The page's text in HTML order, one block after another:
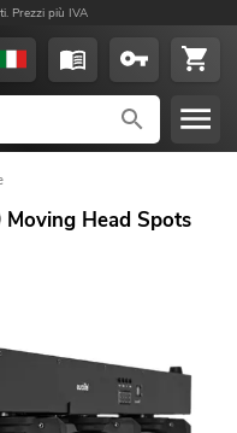
Prezzi più IVA
Moving Head Spots